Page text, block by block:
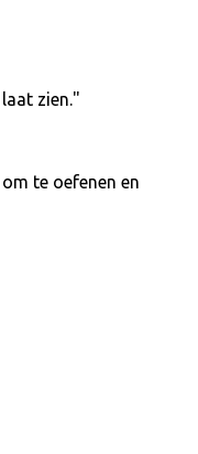
zien."
te oefenen en